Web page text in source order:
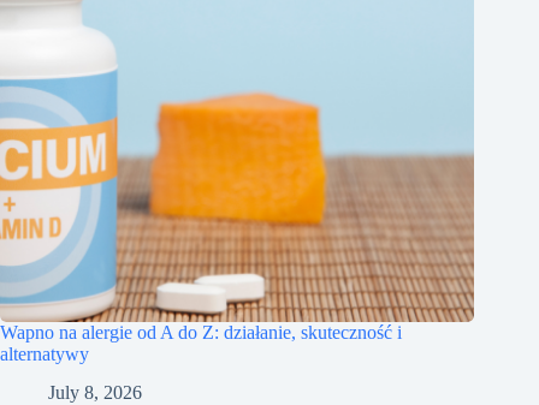
Wapno na alergie od A do Z: działanie, skuteczność i
alternatywy
July 8, 2026